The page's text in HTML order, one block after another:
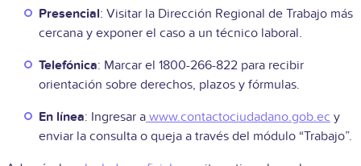
Presencial: Visitar la Dirección Regional de Trabajo más
cercana y exponer el caso a un técnico laboral.
Telefónica: Marcar el 1800-266-822 para recibir
orientación sobre derechos, plazos y fórmulas.
En línea: Ingresar a www.contactociudadano.gob.ec y
enviar la consulta o queja a través del módulo “Trabajo”.